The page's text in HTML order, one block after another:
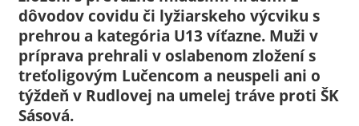
dôvodov covidu či lyžiarskeho výcviku s
prehrou a kategória U13 víťazne. Muži v
príprava prehrali v oslabenom zložení s
treťoligovým Lučencom a neuspeli ani o
týždeň v Rudlovej na umelej tráve proti ŠK
Sásová.